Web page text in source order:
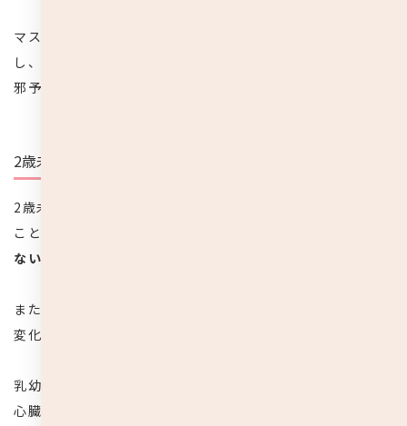
マスクを着用するかどうかは子供の成長段階によって判断
し、うがい、手洗い、良質な睡眠や食事など、基本的な風
邪予防の対策を日頃から心がけましょう。
2歳未満の子供にはつけない
2歳未満の乳幼児は、感じていることを上手に大人に伝える
ことができません。
ないので、窒息や熱中症の危険があります。
またマスクをつけることで、顔色や表情から子供の体調の
変化を見つけにくいことも懸念されています。
乳幼児の呼吸器は空気の通り道が細く、マスクは呼吸器や
心臓の負担になる可能性もあるので、2歳以下の乳幼児には